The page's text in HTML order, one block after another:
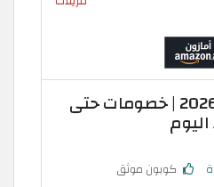
كود خصم امازون 2026 | خصومات حتى
كوبون موثق